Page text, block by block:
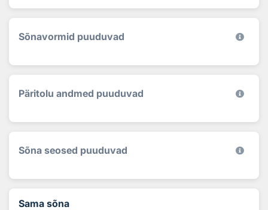
Sõnavormid puuduvad
Päritolu andmed puuduvad
Sõna seosed puuduvad
Sama sõna